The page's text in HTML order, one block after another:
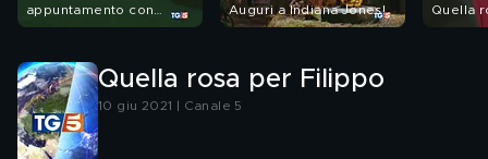
appuntamento con
"Viaggio nella grande
Auguri a Indiana Jones! Quella
Quella rosa per Filippo
10 giu 2021 | Canale 5